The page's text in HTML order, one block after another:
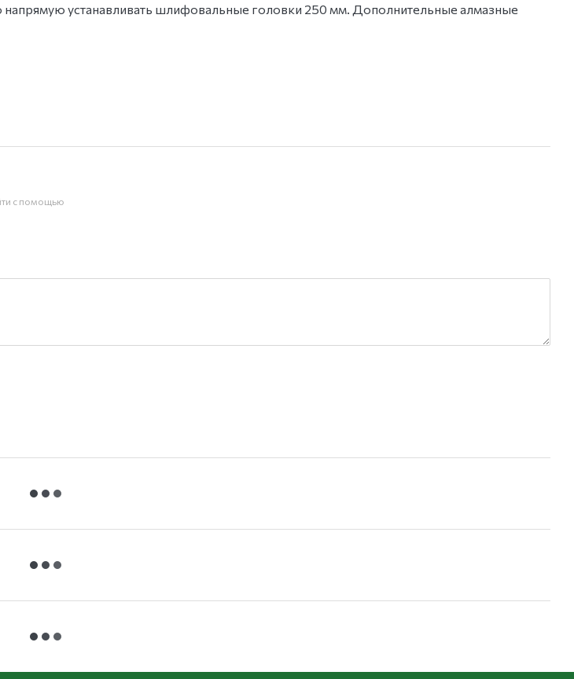
устанавливать шлифовальные головки 250 мм. Дополнительные алмазные
с помощью